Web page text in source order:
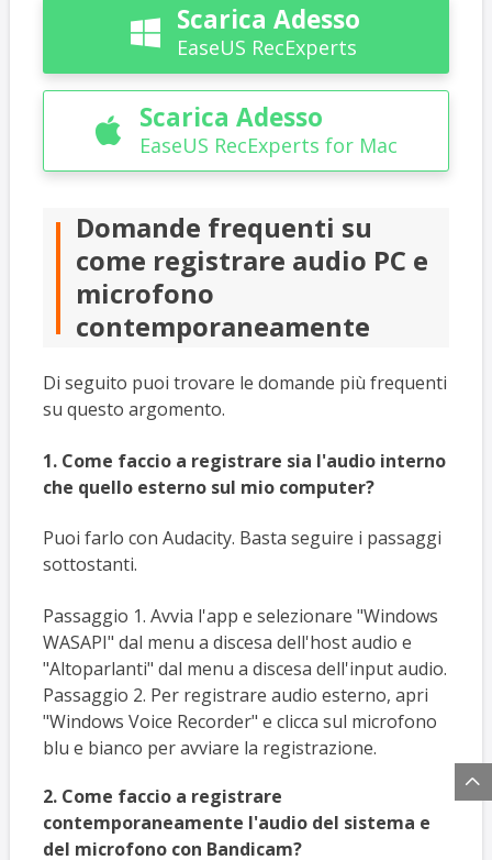
 Scarica Adesso
EaseUS RecExperts
 Scarica Adesso
EaseUS RecExperts for Mac
Domande frequenti su
come registrare audio PC e
microfono
contemporaneamente
Di seguito puoi trovare le domande più frequenti
su questo argomento.
1. Come faccio a registrare sia l'audio interno
che quello esterno sul mio computer?
Puoi farlo con Audacity. Basta seguire i passaggi
sottostanti.
Passaggio 1. Avvia l'app e selezionare "Windows
WASAPI" dal menu a discesa dell'host audio e
"Altoparlanti" dal menu a discesa dell'input audio.
Passaggio 2. Per registrare audio esterno, apri
"Windows Voice Recorder" e clicca sul microfono
blu e bianco per avviare la registrazione.
2. Come faccio a registrare
contemporaneamente l'audio del sistema e
del microfono con Bandicam?
